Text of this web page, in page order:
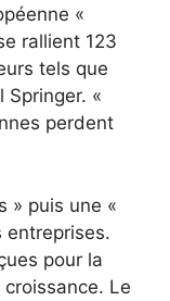
«
rallient 123
tels que
Springer. «
perdent
» puis une «
entreprises.
pour la
Le